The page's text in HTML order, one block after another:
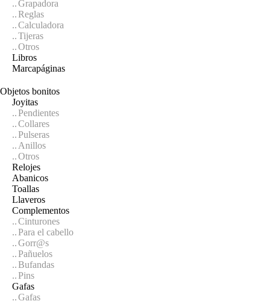
Grapadora
Reglas
Calculadora
Tijeras
Otros
Libros
Marcapáginas
Objetos bonitos
Joyitas
Pendientes
Collares
Pulseras
Anillos
Otros
Relojes
Abanicos
Toallas
Llaveros
Complementos
Cinturones
Para el cabello
Gorr@s
Pañuelos
Bufandas
Pins
Gafas
Gafas